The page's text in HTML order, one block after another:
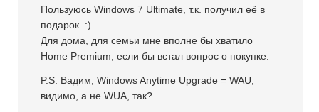
Пользуюсь Windows 7 Ultimate, т.к. получил её в
подарок. :)
Для дома, для семьи мне вполне бы хватило
Home Premium, если бы встал вопрос о покупке.
P.S. Вадим, Windows Anytime Upgrade = WAU,
видимо, а не WUA, так?